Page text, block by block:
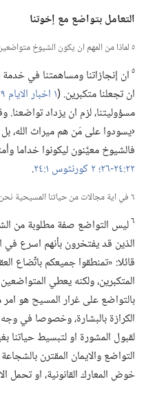
التعامل بتواضع مع إخوتنا
٥ لماذا من المهم ان يكون الشيوخ متواضعين؟‏
٥ان إنجازاتنا ومساهمتنا في
ان تجعلنا متكبرين.‏ (‏١ اخبار الايام ٢٩:‏١٤؛‏
مسؤوليتنا،‏ لزم ان يزداد
‹يسودوا على مَن هم ميراث الله،‏
فالشيوخ معيَّنون ليكونوا خداما
٢٢:‏٢٤-‏٢٦؛‏
‏.‏
٦ في اية مجالات من حياتنا المسيحية نحن بحاجة الى التواضع؟‏
٦ليس التواضع صفة مطلوبة من
الذين قد يفتخرون بأنهم اسرع في
قائلا:‏ «تمنطقوا جميعكم باتِّضاع
المتكبرين،‏ ولكنه يعطي
بالتواضع على غرار المسيح هو
الكرازة بالبشارة،‏ وخصوصا في
لقبول المشورة او لتبسيط حياتنا
التواضع والايمان المقترن
خوض المعارك القانونية،‏ او تحمل